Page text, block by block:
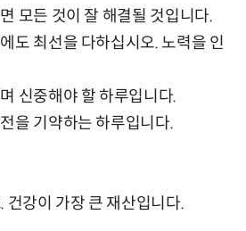
모든 것이 잘 해결될 것입니다.
도 최선을 다하십시오. 노력을 인
신중해야 할 하루입니다.
을 기약하는 하루입니다.
건강이 가장 큰 재산입니다.